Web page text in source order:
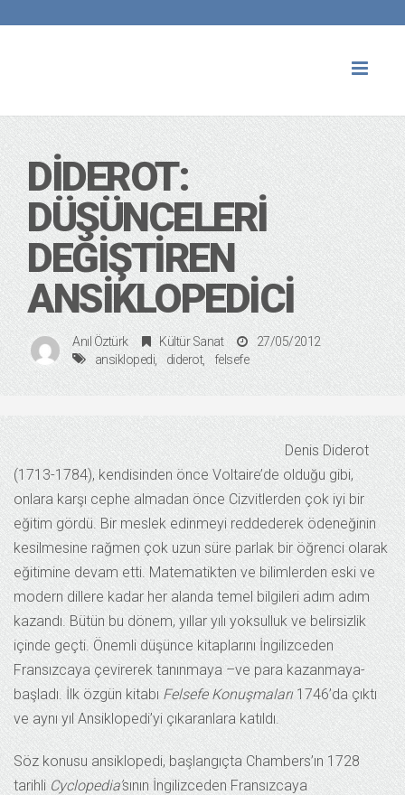
DIDEROT:
DÜŞÜNCELERI
DEĞIŞTIREN
ANSIKLOPEDICI
Anıl Öztürk Kültür Sanat
27/05/2012
ansiklopedi
diderot felsefe
Denis Diderot
(1713-1784), kendisinden önce Voltaire’de olduğu gibi,
onlara karşı cephe almadan önce Cizvitlerden çok iyi bir
eğitim gördü. Bir meslek edinmeyi reddederek ödeneğinin
kesilmesine rağmen çok uzun süre parlak bir öğrenci olarak
eğitimine devam etti. Matematikten ve bilimlerden eski ve
modern dillere kadar her alanda temel bilgileri adım adım
kazandı. Bütün bu dönem, yıllar yılı yoksulluk ve belirsizlik
içinde geçti. Önemli düşünce kitaplarını İngilizceden
Fransızcaya çevirerek tanınmaya –ve para kazanmaya-
başladı. İlk özgün kitabı Felsefe Konuşmaları 1746’da çıktı
ve aynı yıl Ansiklopedi’yi çıkaranlara katıldı.
Söz konusu ansiklopedi, başlangıçta Chambers’ın 1728
tarihli Cyclopedia’sının İngilizceden Fransızcaya